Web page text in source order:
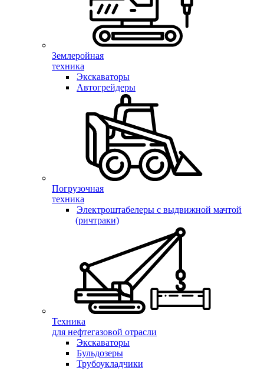
Землеройная
техника
Экскаваторы
Автогрейдеры
Погрузочная
техника
Электроштабелеры с выдвижной мачтой
(ричтраки)
Техника
для нефтегазовой отрасли
Экскаваторы
Бульдозеры
Трубоукладчики